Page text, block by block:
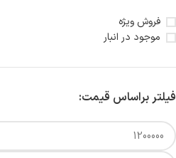
فروش ویژه
موجود در انبار
فیلتر براساس قیمت: